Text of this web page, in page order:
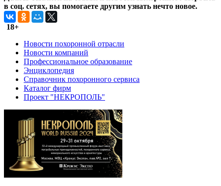
в соц. сетях, вы помогаете другим узнать нечто новое.
18+
Новости похоронной отрасли
Новости компаний
Профессиональное образование
Энциклопедия
Справочник похоронного сервиса
Каталог фирм
Проект "НЕКРОПОЛЬ"